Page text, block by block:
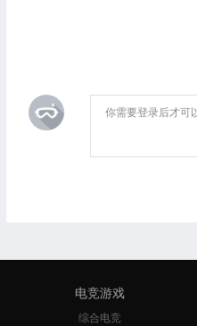
你需要登录后才可
电竞游戏
综合电竞